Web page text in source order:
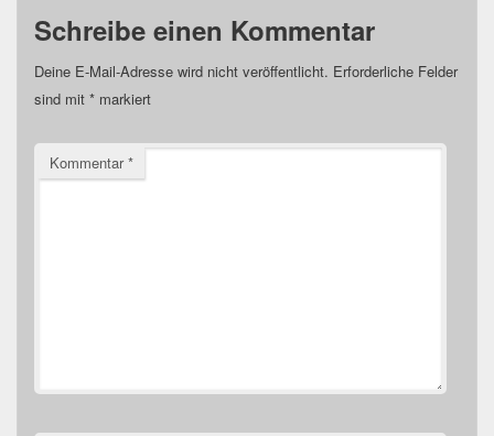
Schreibe einen Kommentar
Deine E-Mail-Adresse wird nicht veröffentlicht. Erforderliche Felder
sind mit * markiert
Kommentar*